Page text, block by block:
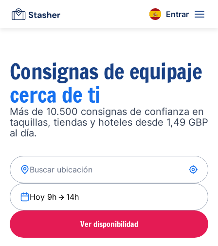
Entrar
Consignas de equipaje
cerca de ti
Más de 10.500 consignas de confianza en
taquillas, tiendas y hoteles desde 1,49 GBP
al día.
Hoy 9h 14h
Ver disponibilidad